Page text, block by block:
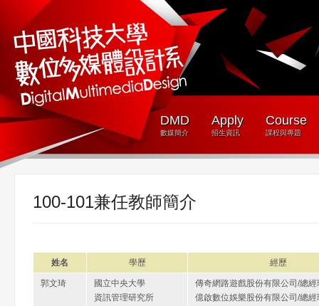
DMD
數媒簡介
Apply
招生資訊
Course
課程與專題
100-101兼任教師簡介
姓名 學歷 經歷
郭文琦
國立中央大學
資訊管理研究所
傳奇網路遊戲股份有限公司/總經
億啟數位娛樂股份有限公司/總經